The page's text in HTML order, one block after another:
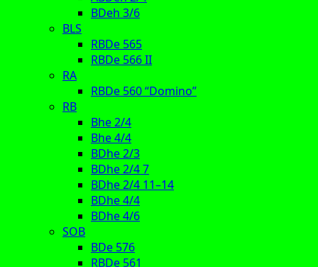
BDeh 3/6
BLS
RBDe 565
RBDe 566 II
RA
RBDe 560 “Domino”
RB
Bhe 2/4
Bhe 4/4
BDhe 2/3
BDhe 2/4 7
BDhe 2/4 11–14
BDhe 4/4
BDhe 4/6
SOB
BDe 576
RBDe 561